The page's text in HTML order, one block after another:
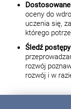
oceny do
uczenia się,
którego
Śledź
rozwój
rozwój i w